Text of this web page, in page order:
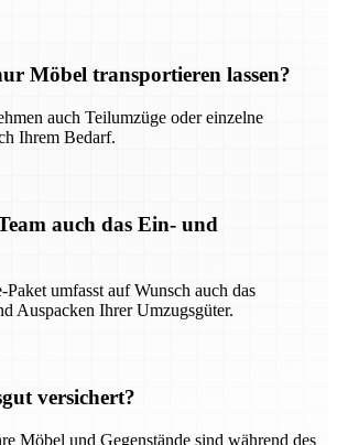
Möbel transportieren lassen?
auch Teilumzüge oder einzelne
Ihrem Bedarf.
auch das Ein- und
umfasst auf Wunsch auch das
Auspacken Ihrer Umzugsgüter.
versichert?
Möbel und Gegenstände sind während des